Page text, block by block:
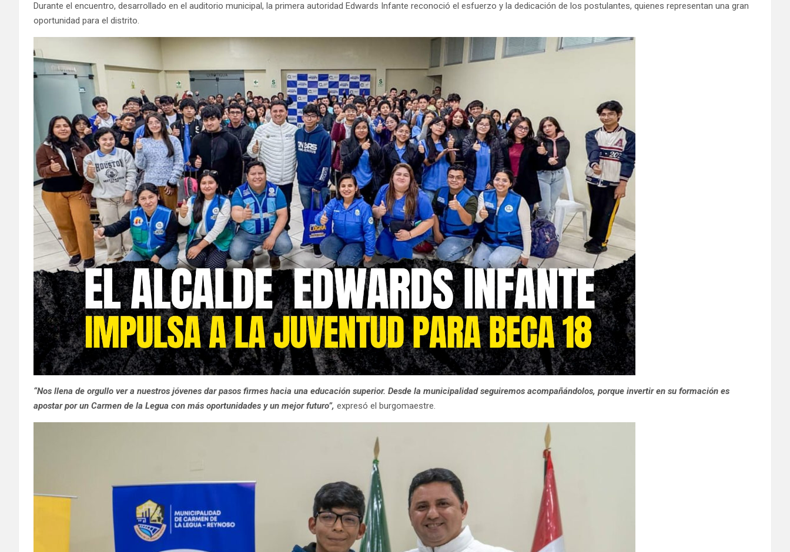
Durante el encuentro, desarrollado en el auditorio municipal, la primera autoridad Edwards Infante reconoció el esfuerzo y la dedicación de los postulantes, quienes representan una gran
oportunidad para el distrito.
“Nos llena de orgullo ver a nuestros jóvenes dar pasos firmes hacia una educación superior. Desde la municipalidad seguiremos acompañándolos, porque invertir en su formación es
apostar por un Carmen de la Legua con más oportunidades y un mejor futuro”, expresó el burgomaestre.